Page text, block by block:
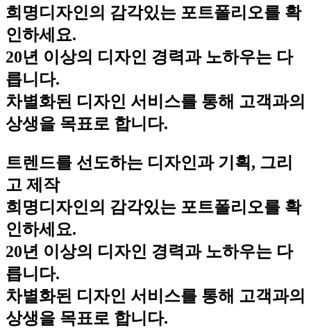
희명디자인의 감각있는 포트폴리오를 확
인하세요.
20년 이상의 디자인 경력과 노하우는 다
릅니다.
차별화된 디자인 서비스를 통해 고객과의
상생을 목표로 합니다.
트렌드를 선도하는 디자인과 기획, 그리
고 제작
희명디자인의 감각있는 포트폴리오를 확
인하세요.
20년 이상의 디자인 경력과 노하우는 다
릅니다.
차별화된 디자인 서비스를 통해 고객과의
상생을 목표로 합니다.